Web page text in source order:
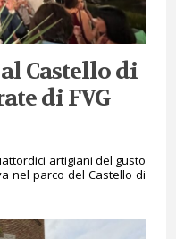
Castello di
di FVG
artigiani del gusto
nel parco del Castello di